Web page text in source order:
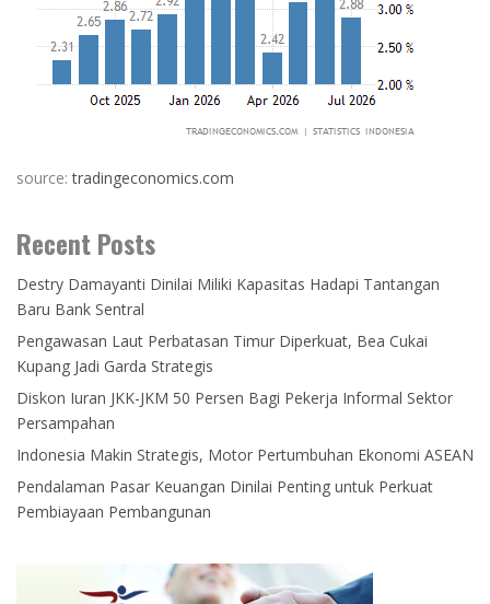
source:tradingeconomics.com
Recent Posts
Destry Damayanti Dinilai Miliki Kapasitas Hadapi Tantangan
Baru Bank Sentral
Pengawasan Laut Perbatasan Timur Diperkuat, Bea Cukai
Kupang Jadi Garda Strategis
Diskon Iuran JKK-JKM 50 Persen Bagi Pekerja Informal Sektor
Persampahan
Indonesia Makin Strategis, Motor Pertumbuhan Ekonomi ASEAN
Pendalaman Pasar Keuangan Dinilai Penting untuk Perkuat
Pembiayaan Pembangunan